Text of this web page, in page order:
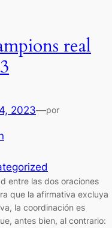
real
2023—por
entre las dos oraciones
que la afirmativa excluya
la coordinación es
antes bien, al contrario: